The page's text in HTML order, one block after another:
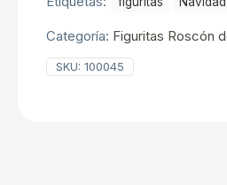
Categoría: Figuritas Roscón
SKU: 100045